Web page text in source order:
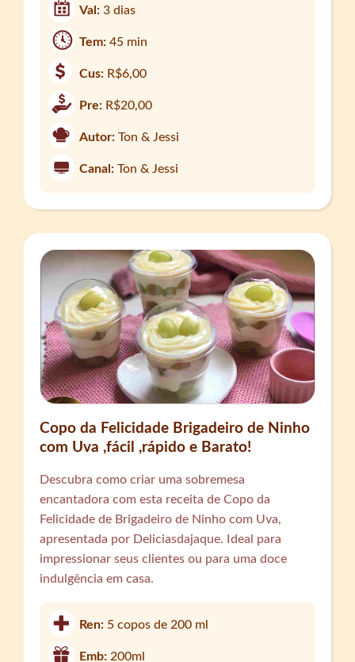
Val:3 dias
Tem:45 min
Cus: R$6,00
Pre: R$20,00
Autor: Ton & Jessi
Canal: Ton & Jessi
Copo da Felicidade Brigadeiro de Ninho
com Uva ,fácil ,rápido e Barato!
Descubra como criar uma sobremesa
encantadora com esta receita de Copo da
Felicidade de Brigadeiro de Ninho com Uva,
apresentada por Deliciasdajaque. Ideal para
impressionar seus clientes ou para uma doce
indulgência em casa.
Ren: 5 copos de 200 ml
Emb: 200ml